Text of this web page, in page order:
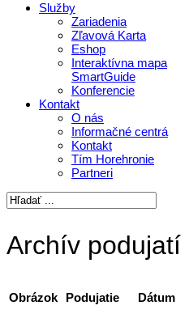
Služby
Zariadenia
Zľavová Karta
Eshop
Interaktívna mapa
SmartGuide
Konferencie
Kontakt
O nás
Informačné centrá
Kontakt
Tím Horehronie
Partneri
Archív podujatí
Obrázok Podujatie Dátum